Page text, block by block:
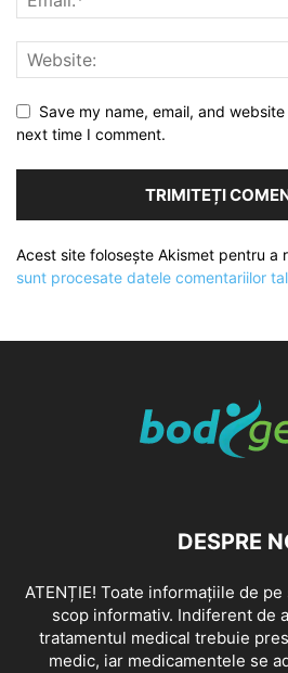
Save my name, email, and
next time I comment.
Acest site folosește Akismet pentru a
sunt procesate datele comentariilor
DESPRE
ATENȚIE! Toate informațiile de
scop informativ. Indiferent de
tratamentul medical trebuie
medic, iar medicamentele se